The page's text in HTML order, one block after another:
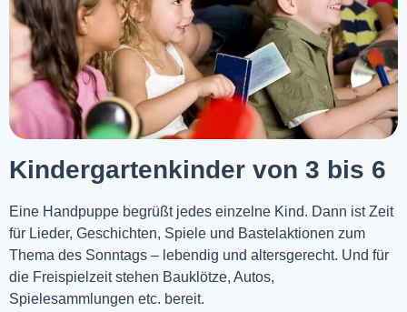
Kindergartenkinder von 3 bis 6
Eine Handpuppe begrüßt jedes einzelne Kind. Dann ist Zeit
für Lieder, Geschichten, Spiele und Bastelaktionen zum
Thema des Sonntags – lebendig und altersgerecht. Und für
die Freispielzeit stehen Bauklötze, Autos,
Spielesammlungen etc. bereit.